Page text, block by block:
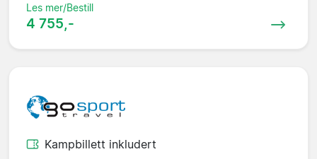
Les mer/Bestill
4 755,-
Kampbillett inkludert